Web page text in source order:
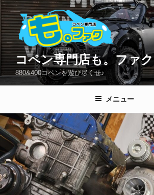
コ
ン
テ
ン
ツ
へ
ス
プ
コペン専門店も。ファク
880&400コペンを遊び尽くせ♪
メニュー